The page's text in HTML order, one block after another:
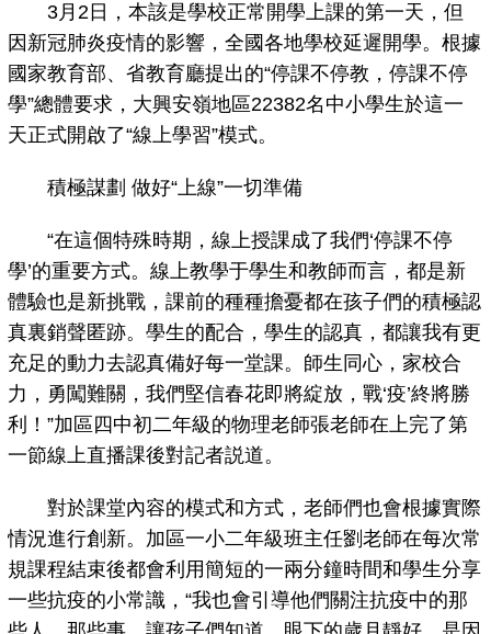
3月2日，本該是學校正常開學上課的第一天，但
因新冠肺炎疫情的影響，全國各地學校延遲開學。根據
國家教育部、省教育廳提出的“停課不停教，停課不停
學”總體要求，大興安嶺地區22382名中小學生於這一
天正式開啟了“線上學習”模式。
積極謀劃 做好“上線”一切準備
“在這個特殊時期，線上授課成了我們‘停課不停
學’的重要方式。線上教學于學生和教師而言，都是新
體驗也是新挑戰，課前的種種擔憂都在孩子們的積極認
真裏銷聲匿跡。學生的配合，學生的認真，都讓我有更
充足的動力去認真備好每一堂課。師生同心，家校合
力，勇闖難關，我們堅信春花即將綻放，戰‘疫’終將勝
利！”加區四中初二年級的物理老師張老師在上完了第
一節線上直播課後對記者説道。
對於課堂內容的模式和方式，老師們也會根據實際
情況進行創新。加區一小二年級班主任劉老師在每次常
規課程結束後都會利用簡短的一兩分鐘時間和學生分享
一些抗疫的小常識，“我也會引導他們關注抗疫中的那